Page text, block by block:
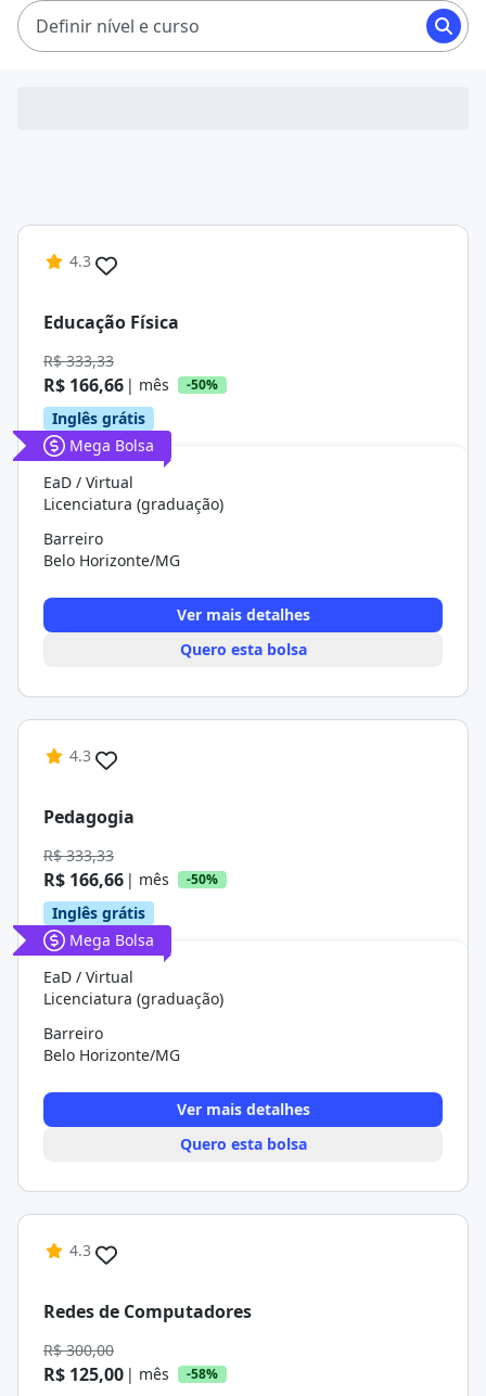
pagando mensalidade entre R$ 49,90 e R$ 166,66.
Definir nível e curso
4.3
Educação Física
R$ 333,33
R$ 166,66 | mês -50%
Inglês grátis
Mega Bolsa
EaD / Virtual
Licenciatura (graduação)
Barreiro
Belo Horizonte/MG
Ver mais detalhes
Quero esta bolsa
4.3
Pedagogia
R$ 333,33
R$ 166,66 | mês -50%
Inglês grátis
Mega Bolsa
EaD / Virtual
Licenciatura (graduação)
Barreiro
Belo Horizonte/MG
Ver mais detalhes
Quero esta bolsa
4.3
Redes de Computadores
R$ 300,00
R$ 125,00 | mês -58%